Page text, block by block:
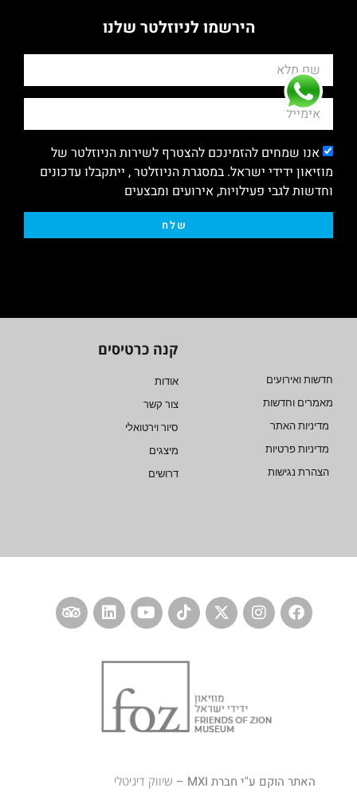
הירשמו לניוזלטר שלנו
אנו שמחים להזמינכם להצטרף לשירות הניוזלטר של
מוזיאון ידידי ישראל. במסגרת הניוזלטר , ייתקבלו עדכונים
וחדשות לגבי פעילויות, אירועים ומבצעים
חדשות ואירועים
מאמרים וחדשות
מדיניות האתר
מדיניות פרטיות
הצהרת נגישות
קנה כרטיסים
צור קשר
סיור וירטואלי
מיצגים
דרושים
האתר הוקם ע"י חברת MXI – שיווק דיגיטלי